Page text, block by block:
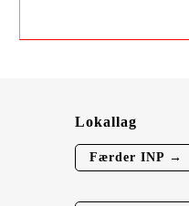
Lokallag
Færder INP →